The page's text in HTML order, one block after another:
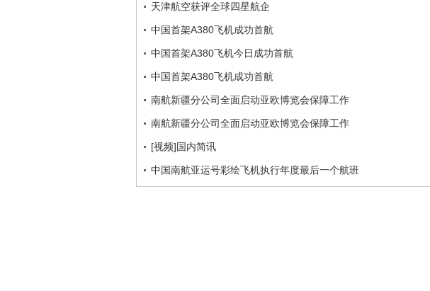
天津航空获评全球四星航企
中国首架A380飞机成功首航
中国首架A380飞机今日成功首航
中国首架A380飞机成功首航
南航新疆分公司全面启动亚欧博览会保障工作
南航新疆分公司全面启动亚欧博览会保障工作
[视频]国内简讯
中国南航亚运号彩绘飞机执行年度最后一个航班